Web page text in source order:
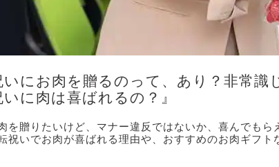
いにお肉を贈るのって、あり？非常識
いに肉は喜ばれるの？』
を贈りたいけど、マナー違反ではないか、喜んでもら
祝いでお肉が喜ばれる理由や、おすすめのお肉ギフ